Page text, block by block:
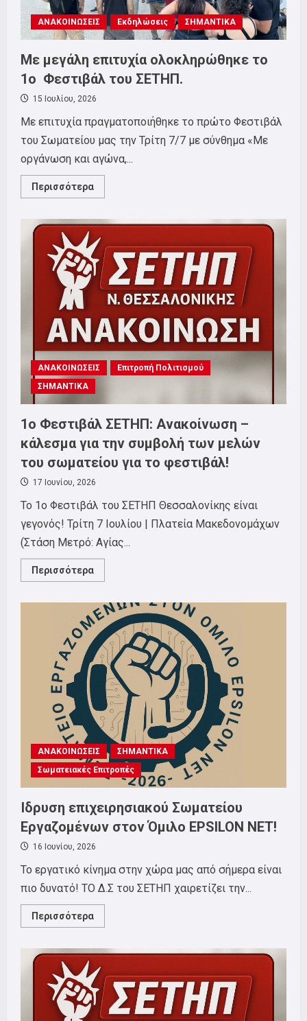
ΑΝΑΚΟΙΝΩΣΕΙΣ Εκδηλώσεις ΣΗΜΑΝΤΙΚΑ
Με μεγάλη επιτυχία ολοκληρώθηκε το
1ο Φεστιβάλ του ΣΕΤΗΠ.
15 Ιουλίου, 2026
Με επιτυχία πραγματοποιήθηκε το πρώτο Φεστιβάλ
του Σωματείου μας την Τρίτη 7/7 με σύνθημα «Με
οργάνωση και αγώνα,...
Περισσότερα
more
μεγάλη
ολοκληρώθηκε
το
1ο
Φεστιβάλ
του
ΣΕΤΗΠ.
ΑΝΑΚΟΙΝΩΣΕΙΣ
Επιτροπή Πολιτισμού
ΣΗΜΑΝΤΙΚΑ
1o Φεστιβάλ ΣΕΤΗΠ: Ανακοίνωση –
κάλεσμα για την συμβολή των μελών
του σωματείου για το φεστιβάλ!
17 Ιουνίου, 2026
To 1o Φεστιβάλ του ΣΕΤΗΠ Θεσσαλονίκης είναι
γεγονός! Τρίτη 7 Ιουλίου | Πλατεία Μακεδονομάχων
(Στάση Μετρό: Αγίας...
Περισσότερα
more
Φεστιβάλ
ΣΕΤΗΠ:
Ανακοίνωση
–
κάλεσμα
για
την
συμβολή
των
μελών
του
σωματείου
για
το
φεστιβάλ!
ΑΝΑΚΟΙΝΩΣΕΙΣ
ΣΗΜΑΝΤΙΚΑ
Σωματειακές Επιτροπές
Ίδρυση επιχειρησιακού Σωματείου
Εργαζομένων στον Όμιλο EPSILON NET!
16 Ιουνίου, 2026
Το εργατικό κίνημα στην χώρα μας από σήμερα είναι
πιο δυνατό! ΤΟ Δ.Σ του ΣΕΤΗΠ χαιρετίζει την...
Περισσότερα
more
επιχειρησιακού
Εργαζομένων
στον
Όμιλο
EPSILON
NET!